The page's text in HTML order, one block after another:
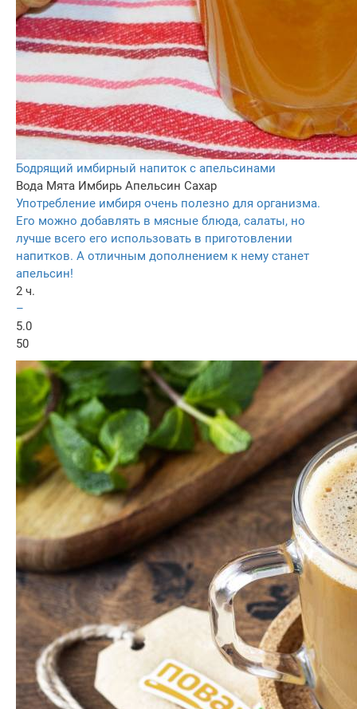
Бодрящий имбирный напиток с апельсинами
Вода Мята Имбирь Апельсин Сахар
Употребление имбиря очень полезно для организма.
Его можно добавлять в мясные блюда, салаты, но
лучше всего его использовать в приготовлении
напитков. А отличным дополнением к нему станет
апельсин!
2 ч.
–
5.0
50